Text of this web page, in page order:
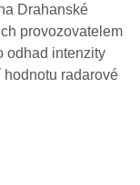
Drahanské
provozovatelem
odhad intenzity
radarové